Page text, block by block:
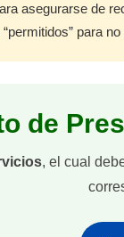
asegurarse de
para
de
, el cual